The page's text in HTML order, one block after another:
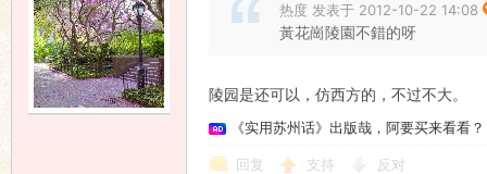
热度 发表于 2012-10-22 14:08
黃花崗陵園不錯的呀
陵园是还可以，仿西方的，不过不大。
《实用苏州话》出版哉，阿要买来看看？
回复 支持 反对